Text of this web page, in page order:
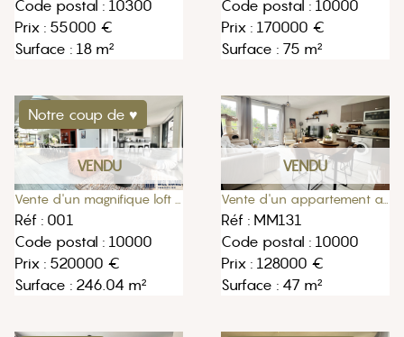
Code postal : 10300
Prix : 55000 €
Surface : 18 m²
Code postal : 10000
Prix : 170000 €
Surface : 75 m²
Notre coup de ♥
VENDU
Vente d'un magnifique loft de 246m2 à Troyes
Réf : 001
Code postal : 10000
Prix : 520000 €
Surface : 246.04 m²
VENDU
Vente d'un appartement avec parking et terrasse
Réf : MM131
Code postal : 10000
Prix : 128000 €
Surface : 47 m²